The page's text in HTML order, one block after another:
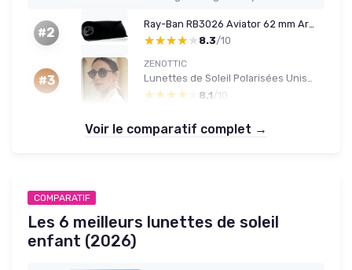
#2 ★★★★★
★★★★★ 8.3/10
#3
ZENOTTIC
Lunettes de Soleil Polarisées Unisexes
★★★★★
★★★★★ 8.1 /10
Voir le comparatif complet →
COMPARATIF
Les 6 meilleurs lunettes de soleil
enfant (2026)